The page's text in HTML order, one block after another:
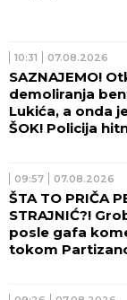
10:31 07.08.2026
SAZNAJEMO!
demoliranja
Lukića, a onda
ŠOK! Policija
09:57 07.08.2026
ŠTA TO PRIČA
STRAJNIĆ?!
posle gafa
tokom